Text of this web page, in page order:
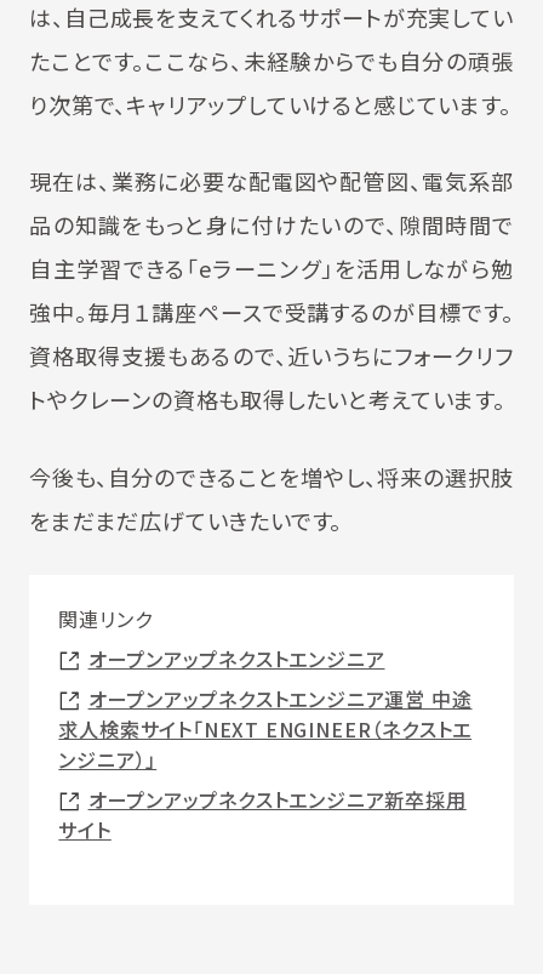
は、自己成長を支えてくれるサポートが充実してい
たことです。ここなら、未経験からでも自分の頑張
り次第で、キャリアップしていけると感じています。
現在は、業務に必要な配電図や配管図、電気系部
品の知識をもっと身に付けたいので、隙間時間で
自主学習できる「eラーニング」を活用しながら勉
強中。毎月１講座ペースで受講するのが目標です。
資格取得支援もあるので、近いうちにフォークリフ
トやクレーンの資格も取得したいと考えています。
今後も、自分のできることを増やし、将来の選択肢
をまだまだ広げていきたいです。
関連リンク
オープンアップネクストエンジニア
オープンアップネクストエンジニア運営 中途
求人検索サイト「NEXT ENGINEER（ネクストエ
ンジニア）」
オープンアップネクストエンジニア新卒採用
サイト